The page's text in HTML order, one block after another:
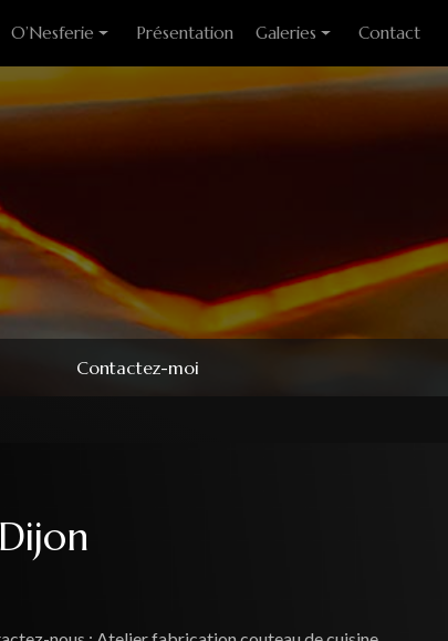
O’Nesferie
Encens Artisanal
Présentation Galeries
Photo des stages
Contact
Contactez-moi